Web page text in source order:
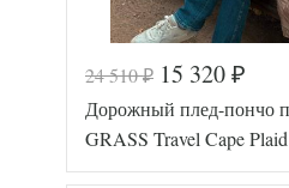
Код товара
577-725
Артикул
GG-26131
7
покрывала
24 510₽ 15 320 ₽
Дорожный плед-пончо
GRASS Travel Cape